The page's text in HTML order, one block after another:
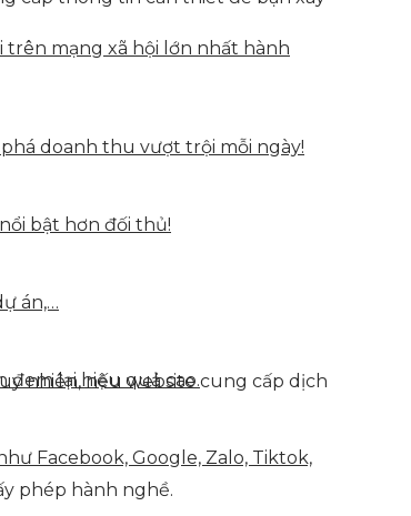
mạng xã hội lớn nhất hành
doanh thu vượt trội mỗi ngày!
bật hơn đối thủ!
án,…
lại hiệu quả cao.
Facebook, Google, Zalo, Tiktok,
nhiên, nếu website cung cấp dịch
phép hành nghề.